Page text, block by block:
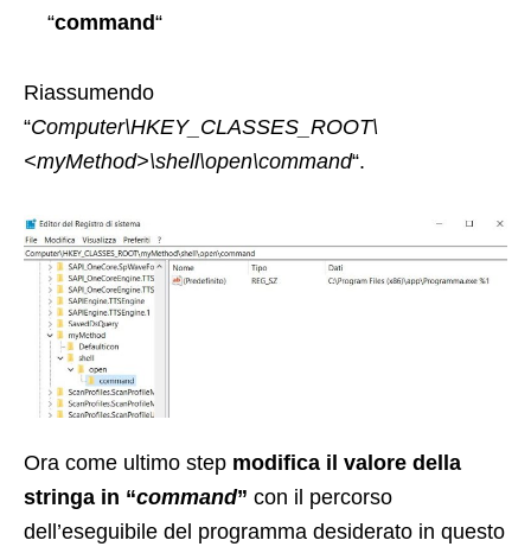
“command“
Riassumendo
“Computer\HKEY_CLASSES_ROOT\
<myMethod>\shell\open\command“.
Ora come ultimo step modifica il valore della
stringa in “command” con il percorso
dell’eseguibile del programma desiderato in questo